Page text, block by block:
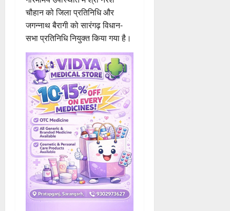
जगन्नाथ बैरागी को सारंगढ़ विधान-
सभा प्रतिनिधि नियुक्त किया गया है।